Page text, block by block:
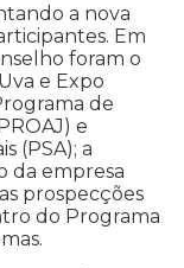
a nova
Em
foram o
e Expo
de
e
(PSA); a
da empresa
prospecções
do Programa